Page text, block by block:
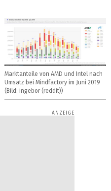
Marktanteile von AMD und Intel nach
Umsatz bei Mindfactory im Juni 2019
(Bild: ingebor (reddit))